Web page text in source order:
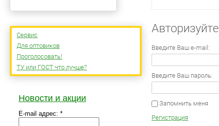
Сервис
Для оптовиков
Проголосовать!
ТУ или ГОСТ что лучше?
Новости и акции
E-mail адрес: *
Введите Ваш e-mail:
Введите Ваш пароль:
Запомнить меня
Регистрация